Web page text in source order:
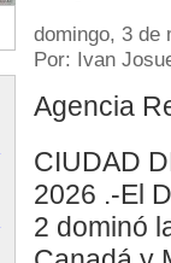
domingo, 3 de
Por: Ivan
Agencia
CIUDAD
2026 .-El
2 dominó